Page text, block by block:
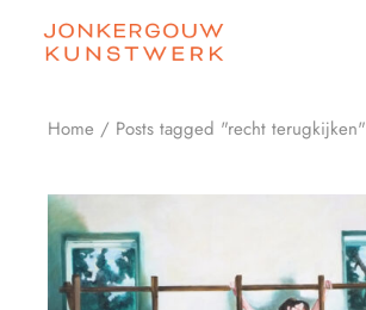
content
Home Posts tagged "recht terugkijken"